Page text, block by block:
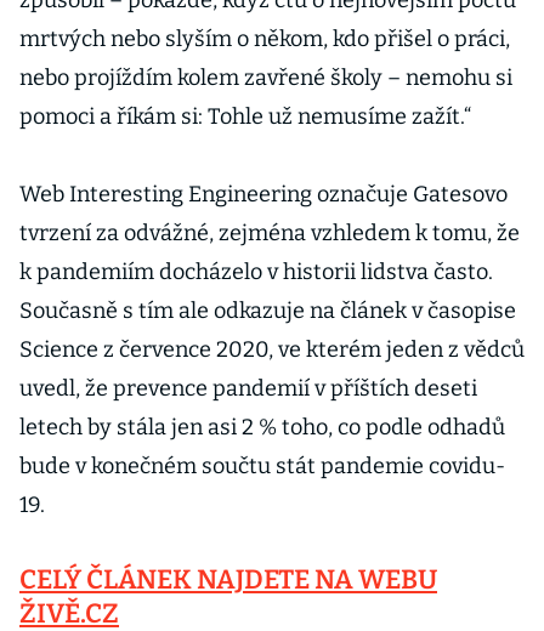
mrtvých nebo slyším o někom, kdo přišel o práci,
nebo projíždím kolem zavřené školy – nemohu si
pomoci a říkám si: Tohle už nemusíme zažít.“
Web Interesting Engineering označuje Gatesovo
tvrzení za odvážné, zejména vzhledem k tomu, že
k pandemiím docházelo v historii lidstva často.
Současně s tím ale odkazuje na článek v časopise
Science z července 2020, ve kterém jeden z vědců
uvedl, že prevence pandemií v příštích deseti
letech by stála jen asi 2 % toho, co podle odhadů
bude v konečném součtu stát pandemie covidu-
19.
CELÝ ČLÁNEK NAJDETE NA WEBU
ŽIVĚ.CZ